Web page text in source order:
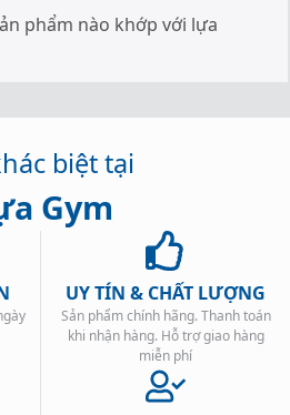
phẩm nào khớp với lựa
biệt tại
Gym
UY TÍN & CHẤT LƯỢNG
Sản phẩm chính hãng. Thanh toán
khi nhận hàng. Hỗ trợ giao hàng
miễn phí